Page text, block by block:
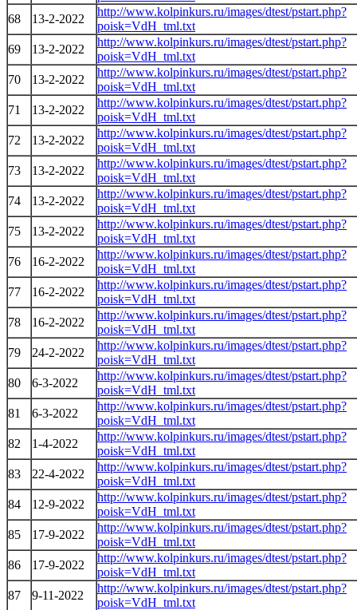
68
13-2-2022
http://www.kolpinkurs.ru/images/dtest/pstart.php?
poisk=VdH_tml.txt
69
13-2-2022
http://www.kolpinkurs.ru/images/dtest/pstart.php?
poisk=VdH_tml.txt
70
13-2-2022
http://www.kolpinkurs.ru/images/dtest/pstart.php?
poisk=VdH_tml.txt
71
13-2-2022
http://www.kolpinkurs.ru/images/dtest/pstart.php?
poisk=VdH_tml.txt
72
13-2-2022
http://www.kolpinkurs.ru/images/dtest/pstart.php?
poisk=VdH_tml.txt
73
13-2-2022
http://www.kolpinkurs.ru/images/dtest/pstart.php?
poisk=VdH_tml.txt
74
13-2-2022
http://www.kolpinkurs.ru/images/dtest/pstart.php?
poisk=VdH_tml.txt
75
13-2-2022
http://www.kolpinkurs.ru/images/dtest/pstart.php?
poisk=VdH_tml.txt
76
16-2-2022
http://www.kolpinkurs.ru/images/dtest/pstart.php?
poisk=VdH_tml.txt
77
16-2-2022
http://www.kolpinkurs.ru/images/dtest/pstart.php?
poisk=VdH_tml.txt
78
16-2-2022
http://www.kolpinkurs.ru/images/dtest/pstart.php?
poisk=VdH_tml.txt
79
24-2-2022
http://www.kolpinkurs.ru/images/dtest/pstart.php?
poisk=VdH_tml.txt
80
6-3-2022
http://www.kolpinkurs.ru/images/dtest/pstart.php?
poisk=VdH_tml.txt
81
6-3-2022
http://www.kolpinkurs.ru/images/dtest/pstart.php?
poisk=VdH_tml.txt
82
1-4-2022
http://www.kolpinkurs.ru/images/dtest/pstart.php?
poisk=VdH_tml.txt
83
22-4-2022
http://www.kolpinkurs.ru/images/dtest/pstart.php?
poisk=VdH_tml.txt
84
12-9-2022
http://www.kolpinkurs.ru/images/dtest/pstart.php?
poisk=VdH_tml.txt
85
17-9-2022
http://www.kolpinkurs.ru/images/dtest/pstart.php?
poisk=VdH_tml.txt
86
17-9-2022
http://www.kolpinkurs.ru/images/dtest/pstart.php?
poisk=VdH_tml.txt
87
9-11-2022
http://www.kolpinkurs.ru/images/dtest/pstart.php?
poisk=VdH_tml.txt